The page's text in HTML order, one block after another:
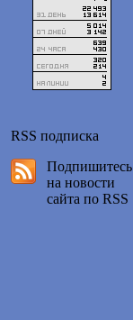
RSS подписка
Подпишитесь
на новости
сайта по RSS